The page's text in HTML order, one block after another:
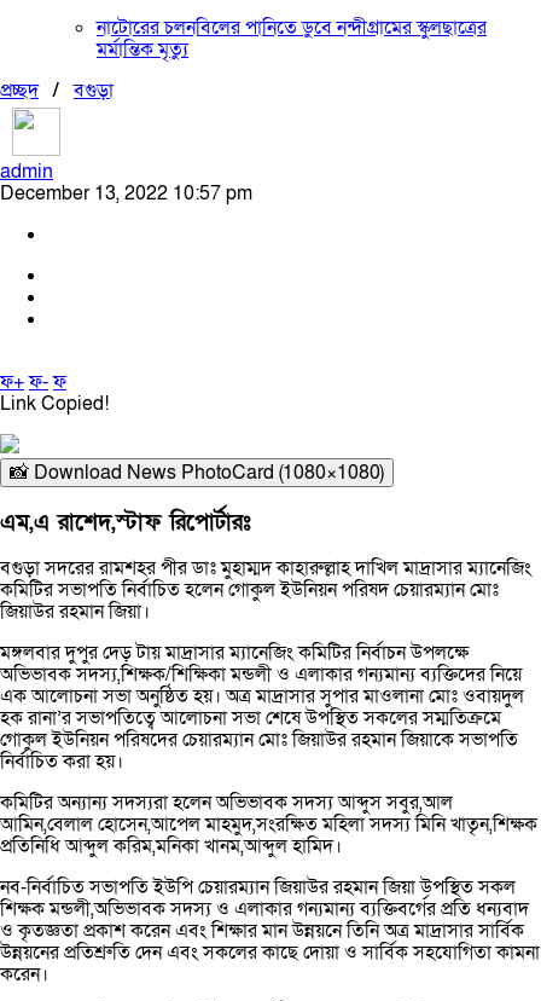
নাটোরের চলনবিলের পানিতে ডুবে নন্দীগ্রামের স্কুলছাত্রের
মর্মান্তিক মৃত্যু
প্রচ্ছদ/বগুড়া
admin
December 13, 2022 10:57 pm
ফ+ফ-ফ
Link Copied!
📸 Download News PhotoCard (1080×1080)
এম,এ রাশেদ,স্টাফ রিপোর্টারঃ
বগুড়া সদরের রামশহর পীর ডাঃ মুহাম্মদ কাহারুল্লাহ দাখিল মাদ্রাসার ম্যানেজিং
কমিটির সভাপতি নির্বাচিত হলেন গোকুল ইউনিয়ন পরিষদ চেয়ারম্যান মোঃ
জিয়াউর রহমান জিয়া।
মঙ্গলবার দুপুর দেড় টায় মাদ্রাসার ম্যানেজিং কমিটির নির্বাচন উপলক্ষে
অভিভাবক সদস্য,শিক্ষক/শিক্ষিকা মন্ডলী ও এলাকার গন্যমান্য ব্যক্তিদের নিয়ে
এক আলোচনা সভা অনুষ্ঠিত হয়। অত্র মাদ্রাসার সুপার মাওলানা মোঃ ওবায়দুল
হক রানা’র সভাপতিত্বে আলোচনা সভা শেষে উপস্থিত সকলের সম্মতিক্রমে
গোকুল ইউনিয়ন পরিষদের চেয়ারম্যান মোঃ জিয়াউর রহমান জিয়াকে সভাপতি
নির্বাচিত করা হয়।
কমিটির অন্যান্য সদস্যরা হলেন অভিভাবক সদস্য আব্দুস সবুর,আল
আমিন,বেলাল হোসেন,আপেল মাহমুদ,সংরক্ষিত মহিলা সদস্য মিনি খাতৃন,শিক্ষক
প্রতিনিধি আব্দুল করিম,মনিকা খানম,আব্দুল হামিদ।
নব-নির্বাচিত সভাপতি ইউপি চেয়ারম্যান জিয়াউর রহমান জিয়া উপস্থিত সকল
শিক্ষক মন্ডলী,অভিভাবক সদস্য ও এলাকার গন্যমান্য ব্যক্তিবর্গের প্রতি ধন্যবাদ
ও কৃতজ্ঞতা প্রকাশ করেন এবং শিক্ষার মান উন্নয়নে তিনি অত্র মাদ্রাসার সার্বিক
উন্নয়নের প্রতিশ্রুতি দেন এবং সকলের কাছে দোয়া ও সার্বিক সহযোগিতা কামনা
করেন।